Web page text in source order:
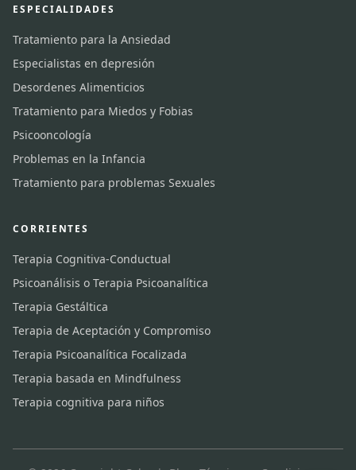
ESPECIALIDADES
Tratamiento para la Ansiedad
Especialistas en depresión
Desordenes Alimenticios
Tratamiento para Miedos y Fobias
Psicooncología
Problemas en la Infancia
Tratamiento para problemas Sexuales
CORRIENTES
Terapia Cognitiva-Conductual
Psicoanálisis o Terapia Psicoanalítica
Terapia Gestáltica
Terapia de Aceptación y Compromiso
Terapia Psicoanalítica Focalizada
Terapia basada en Mindfulness
Terapia cognitiva para niños